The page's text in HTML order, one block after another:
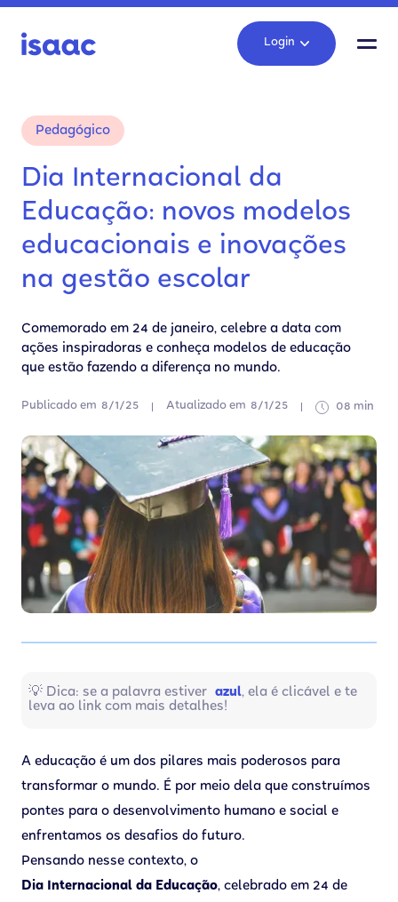
Login
Pedagógico
Dia Internacional da
Educação: novos modelos
educacionais e inovações
na gestão escolar
Comemorado em 24 de janeiro, celebre a data com
ações inspiradoras e conheça modelos de educação
que estão fazendo a diferença no mundo.
Publicado em 8/1/25 Atualizado em 8/1/25 08 min
💡 Dica: se a palavra estiver azul, ela é clicável e te
leva ao link com mais detalhes!
A educação é um dos pilares mais poderosos para
transformar o mundo. É por meio dela que construímos
pontes para o desenvolvimento humano e social e
enfrentamos os desafios do futuro.
Pensando nesse contexto, o
Dia Internacional da Educação, celebrado em 24 de